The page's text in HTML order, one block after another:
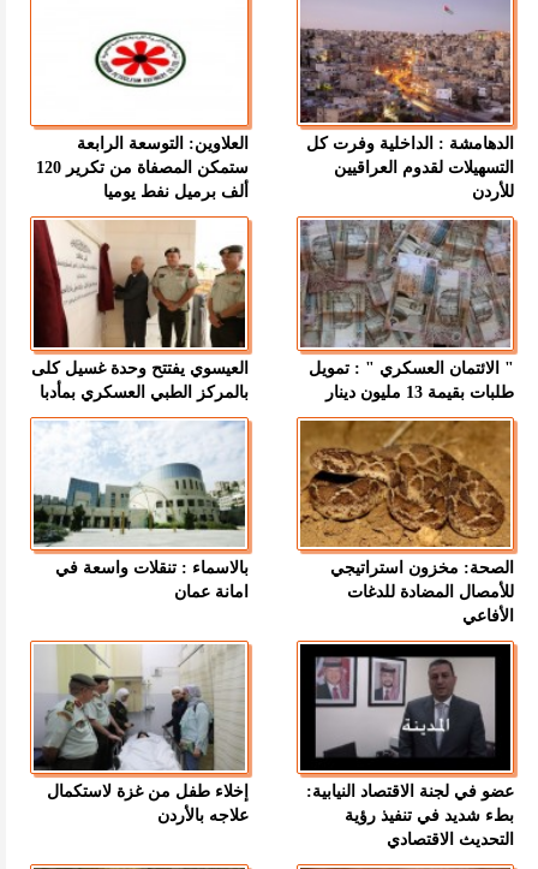
الدهامشة : الداخلية وفرت كل
التسهيلات لقدوم العراقيين
للأردن
العلاوين: التوسعة الرابعة
ستمكن المصفاة من تكرير 120
ألف برميل نفط يوميا
" الائتمان العسكري " : تمويل
طلبات بقيمة 13 مليون دينار
العيسوي يفتتح وحدة غسيل كلى
بالمركز الطبي العسكري بمأدبا
الصحة: مخزون استراتيجي
للأمصال المضادة للدغات
الأفاعي
بالاسماء : تنقلات واسعة في
امانة عمان
عضو في لجنة الاقتصاد النيابية:
بطء شديد في تنفيذ رؤية
التحديث الاقتصادي
إخلاء طفل من غزة لاستكمال
علاجه بالأردن